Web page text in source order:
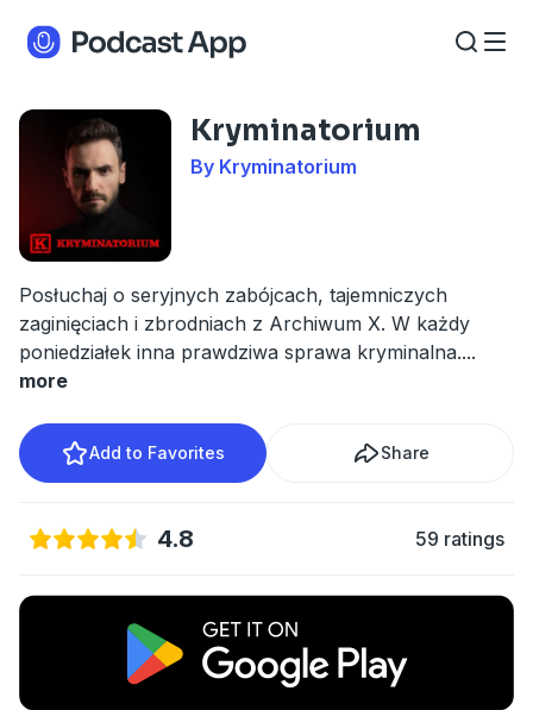
Kryminatorium
By Kryminatorium
Posłuchaj o seryjnych zabójcach, tajemniczych
zaginięciach i zbrodniach z Archiwum X. W każdy
poniedziałek inna prawdziwa sprawa kryminalna....
more
Add to Favorites Share
4.8 59 ratings